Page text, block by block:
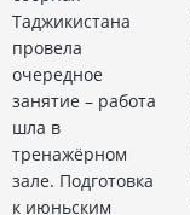
Таджикистана
провела
очередное
занятие – работа
шла в
тренажёрном
зале. Подготовка
к июньским